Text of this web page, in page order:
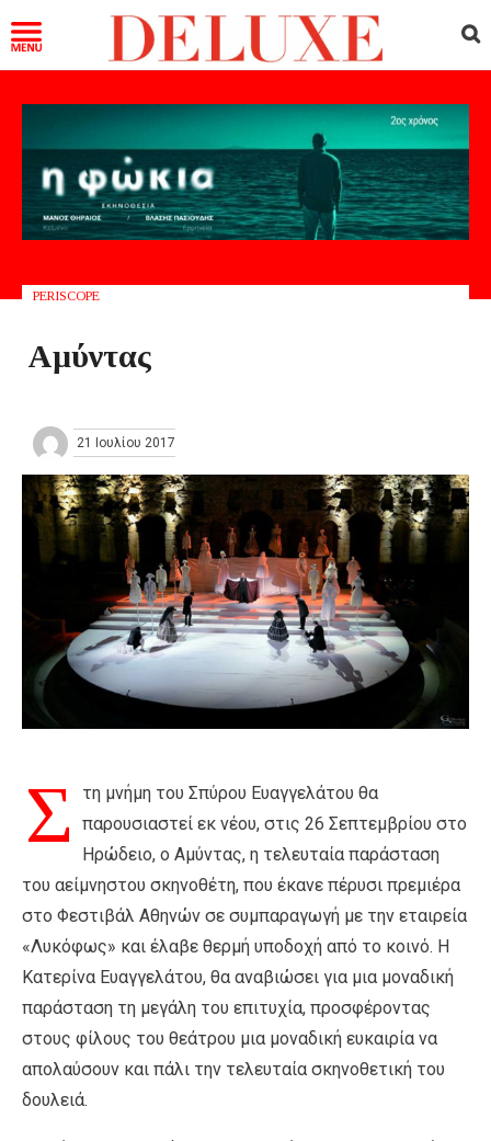
PERISCOPE
Αμύντας
21 Ιουλίου 2017
Σ
τη μνήμη του Σπύρου Ευαγγελάτου θα
παρουσιαστεί εκ νέου, στις 26 Σεπτεμβρίου στο
Ηρώδειο, ο Αμύντας, η τελευταία παράσταση
του αείμνηστου σκηνοθέτη, που έκανε πέρυσι πρεμιέρα
στο Φεστιβάλ Αθηνών σε συμπαραγωγή με την εταιρεία
«Λυκόφως» και έλαβε θερμή υποδοχή από το κοινό. Η
Κατερίνα Ευαγγελάτου, θα αναβιώσει για μια μοναδική
παράσταση τη μεγάλη του επιτυχία, προσφέροντας
στους φίλους του θεάτρου μια μοναδική ευκαιρία να
απολαύσουν και πάλι την τελευταία σκηνοθετική του
δουλειά.